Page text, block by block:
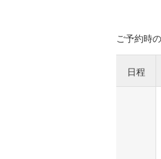
ご予約時
日程